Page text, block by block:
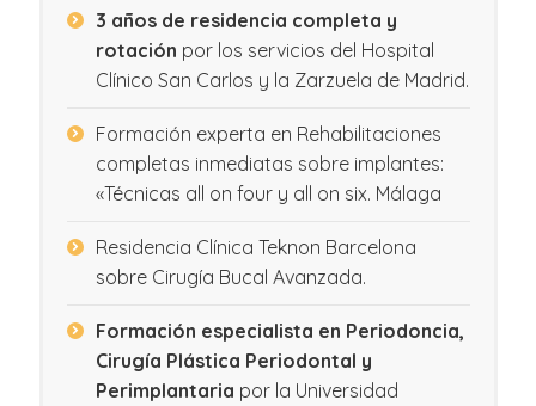
3 años de residencia completa y
rotación por los servicios del Hospital
Clínico San Carlos y la Zarzuela de Madrid.
Formación experta en Rehabilitaciones
completas inmediatas sobre implantes:
«Técnicas all on four y all on six. Málaga
Residencia Clínica Teknon Barcelona
sobre Cirugía Bucal Avanzada.
Formación especialista en Periodoncia,
Cirugía Plástica Periodontal y
Perimplantaria por la Universidad